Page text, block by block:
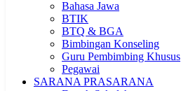
Bahasa Jawa
BTIK
BTQ & BGA
Bimbingan Konseling
Guru Pembimbing Khusus
Pegawai
SARANA PRASARANA